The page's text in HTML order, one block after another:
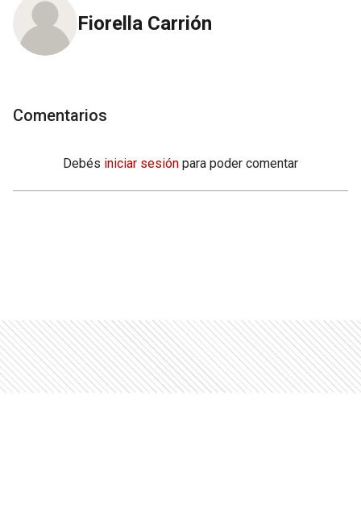
Fiorella Carrión
Comentarios
Debés iniciar sesión para poder comentar